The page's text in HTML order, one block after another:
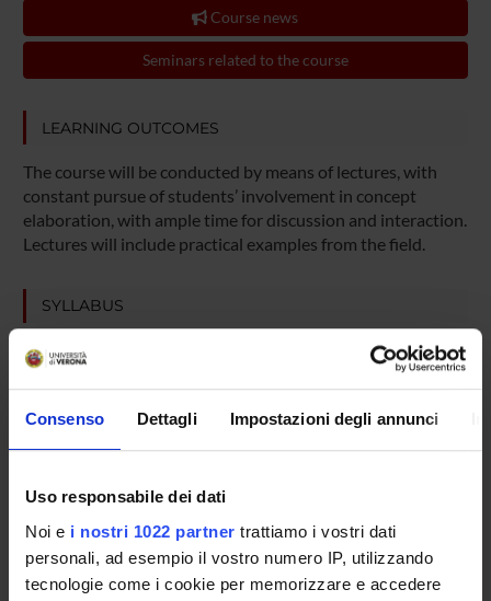
Consenso Dettagli Impostazioni degli annunci
Uso responsabile dei dati
Noi e i nostri 1022 partner trattiamo i vostri dati
personali, ad esempio il vostro numero IP, utilizzando
tecnologie come i cookie per memorizzare e accedere
Course news
Seminars related to the course
LEARNING OUTCOMES
The course will be conducted by means of lectures, with
constant pursue of students’ involvement in concept
elaboration, with ample time for discussion and interaction.
Lectures will include practical examples from the field.
SYLLABUS
Prevention, treatment and rehabilitation in psychiatry
Psychiatric legislation and organization of services
Classification of mental disorders: psychotic disorders,
affective disorders, anxiety disorders
Antidepressant medicines
Anxiolytic medicines